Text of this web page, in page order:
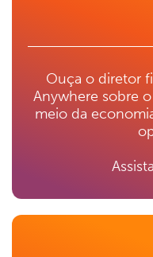
Ouça o diretor
Anywhere sobre
meio da